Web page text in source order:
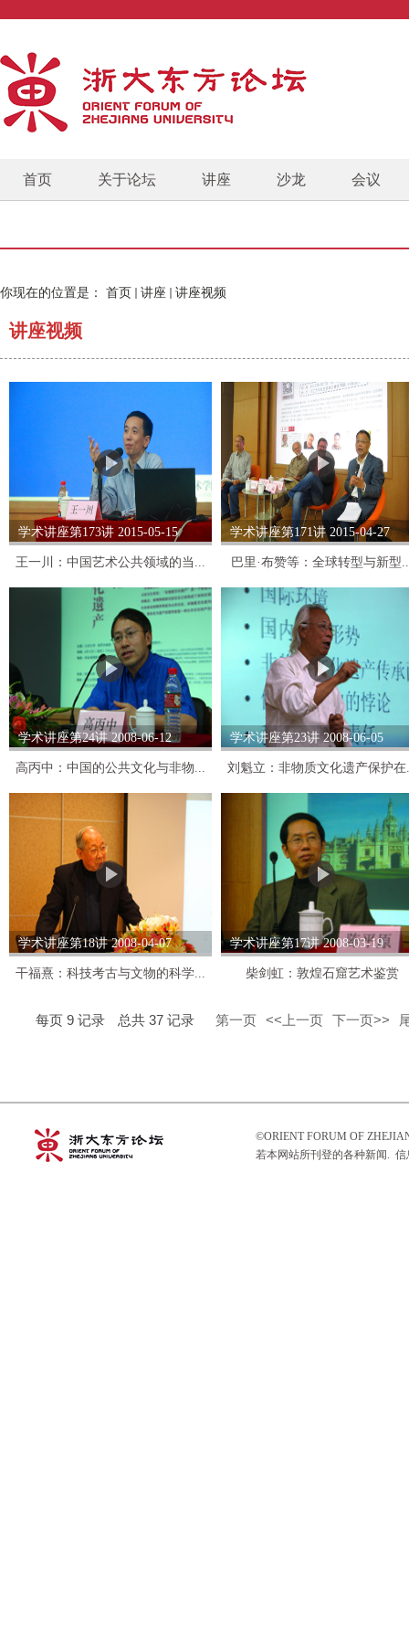
首页 关于论坛 讲座 沙龙 会议
你现在的位置是： 首页 讲座 讲座视频
讲座视频
学术讲座第173讲 2015-05-15
王一川：中国艺术公共领域的当...
学术讲座第171讲 2015-04-27
巴里·布赞等：全球转型与新型
学术讲座第24讲 2008-06-12
高丙中：中国的公共文化与非物...
学术讲座第23讲 2008-06-05
刘魁立：非物质文化遗产保护在
学术讲座第18讲 2008-04-07
干福熹：科技考古与文物的科学...
学术讲座第17讲 2008-03-19
柴剑虹：敦煌石窟艺术鉴赏
每页 9 记录 总共 37 记录 第一页 <<上一页 下一页>>
©ORIENT FORUM OF
若本网站所刊登的各种新闻.